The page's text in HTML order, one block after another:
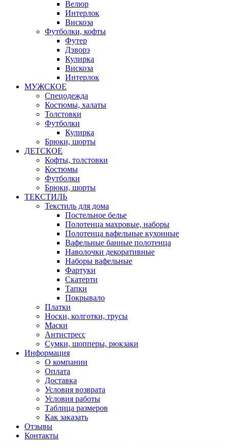
Велюр
Интерлок
Вискоза
Футболки, кофты
Футер
Дэворэ
Кулирка
Вискоза
Интерлок
МУЖСКОЕ
Спецодежда
Костюмы, халаты
Толстовки
Футболки
Кулирка
Брюки, шорты
ДЕТСКОЕ
Кофты, толстовки
Костюмы
Футболки
Брюки, шорты
ТЕКСТИЛЬ
Текстиль для дома
Постельное белье
Полотенца махровые, наборы
Полотенца вафельные кухонные
Вафельные банные полотенца
Наволочки декоративные
Наборы вафельные
Фартуки
Скатерти
Тапки
Покрывало
Платки
Носки, колготки, трусы
Маски
Антистресс
Сумки, шопперы, рюкзаки
Информация
О компании
Оплата
Доставка
Условия возврата
Условия работы
Таблица размеров
Как заказать
Отзывы
Контакты